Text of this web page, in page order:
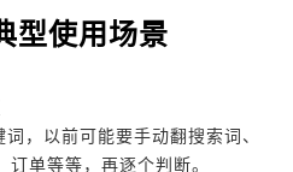
型使用场景
，以前可能要手动翻搜索词、
单等等，再逐个判断。